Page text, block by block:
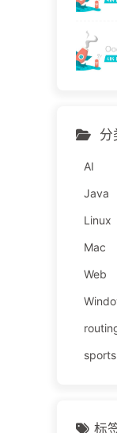
分
AI
Java
Linux
Mac
Web
sports
标